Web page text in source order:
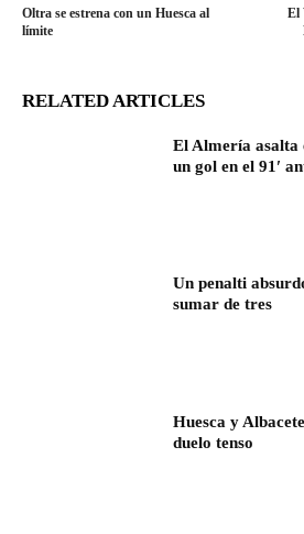
Oltra se estrena con un Huesca al
límite
El
RELATED ARTICLES
El Almería asalta
un gol en el 91′
Un penalti
sumar de tres
Huesca y
duelo tenso